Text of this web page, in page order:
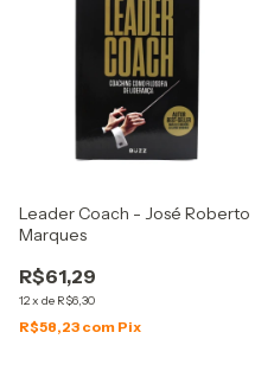
Leader Coach - José Roberto
Marques
R$61,29
12x de R$6,30
R$58,23 com Pix